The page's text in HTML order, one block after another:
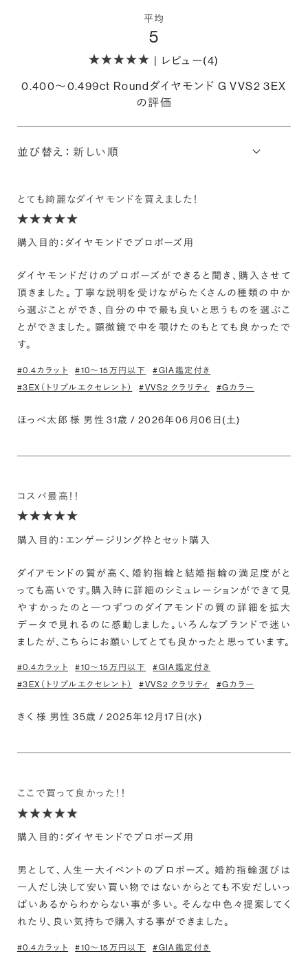
平均
5
| レビュー(4)
0.400〜0.499ct Roundダイヤモンド G VVS2 3EX
の評価
並び替え：
とても綺麗なダイヤモンドを買えました！
購入目的：ダイヤモンドでプロポーズ用
ダイヤモンドだけのプロポーズができると聞き、購入させて
頂きました。 丁寧な説明を受けながらたくさんの種類の中か
ら選ぶことができ、自分の中で最も良いと思うものを選ぶこ
とができました。 顕微鏡で中を覗けたのもとても良かったで
す。
#0.4カラット #10〜15万円以下
#GIA鑑定付き
#3EX（トリプルエクセレント）
#VVS2 クラリティ #Gカラー
ほっぺ太郎 様 男性 31歳 / 2026年06月06日(土)
コスパ最高！！
購入目的：エンゲージリング枠とセット購入
ダイアモンドの質が高く、婚約指輪と結婚指輪の満足度がと
っても高いです。購入時に詳細のシミュレーションができて見
やすかったのと一つずつのダイアモンドの質の詳細を拡大
データで見れるのに感動しました。いろんなブランドで迷い
ましたが、こちらにお願いしてとても良かったと思っています。
#0.4カラット #10〜15万円以下
#GIA鑑定付き
#3EX（トリプルエクセレント）
#VVS2 クラリティ #Gカラー
きく 様 男性 35歳 / 2025年12月17日(水)
ここで買って良かった！！
購入目的：ダイヤモンドでプロポーズ用
男として、人生一大イベントのプロポーズ。 婚約指輪選びは
一人だし決して安い買い物ではないからとても不安だしいっ
ぱいあるからわからない事が多い。 そんな中色々提案してく
れたり、良い気持ちで購入する事ができました。
#0.4カラット #10〜15万円以下
#GIA鑑定付き